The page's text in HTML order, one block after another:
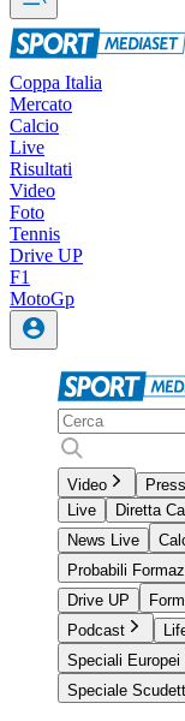
Coppa Italia
Mercato
Calcio
Live
Risultati
Video
Foto
Tennis
Drive UP
F1
MotoGp
Video
Live
Diretta
News Live
Probabili
Drive UP
Podcast
Speciali Europei
Speciale